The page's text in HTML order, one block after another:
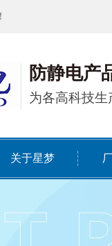
防静电产
为各高科技
关于星梦